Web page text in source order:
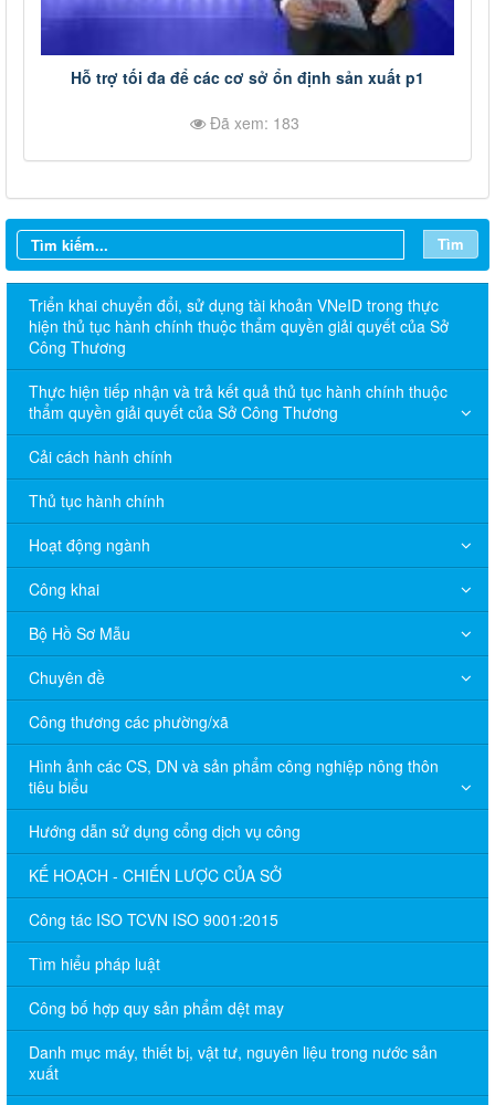
Hỗ trợ tối đa để các cơ sở ổn định sản xuất p1
Đã xem: 183
Tìm
Triển khai chuyển đổi, sử dụng tài khoản VNeID trong thực
hiện thủ tục hành chính thuộc thẩm quyền giải quyết của Sở
Công Thương
Thực hiện tiếp nhận và trả kết quả thủ tục hành chính thuộc
thẩm quyền giải quyết của Sở Công Thương
Cải cách hành chính
Thủ tục hành chính
Hoạt động ngành
Công khai
Bộ Hồ Sơ Mẫu
Chuyên đề
Công thương các phường/xã
Hình ảnh các CS, DN và sản phẩm công nghiệp nông thôn
tiêu biểu
Hướng dẫn sử dụng cổng dịch vụ công
KẾ HOẠCH - CHIẾN LƯỢC CỦA SỞ
Công tác ISO TCVN ISO 9001:2015
Tìm hiểu pháp luật
Công bố hợp quy sản phẩm dệt may
Danh mục máy, thiết bị, vật tư, nguyên liệu trong nước sản
xuất